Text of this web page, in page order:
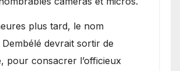
plus tard, le nom
Dembélé devrait sortir de
pour consacrer l’officieux